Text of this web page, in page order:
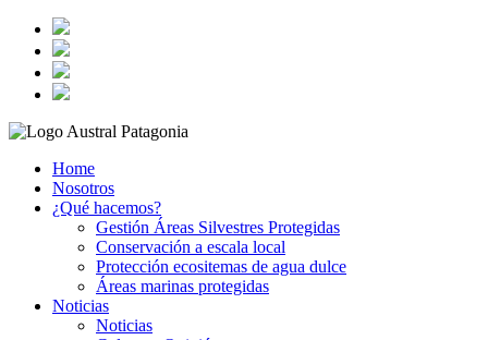
Home
Nosotros
¿Qué hacemos?
Gestión Áreas Silvestres Protegidas
Conservación a escala local
Protección ecositemas de agua dulce
Áreas marinas protegidas
Noticias
Noticias